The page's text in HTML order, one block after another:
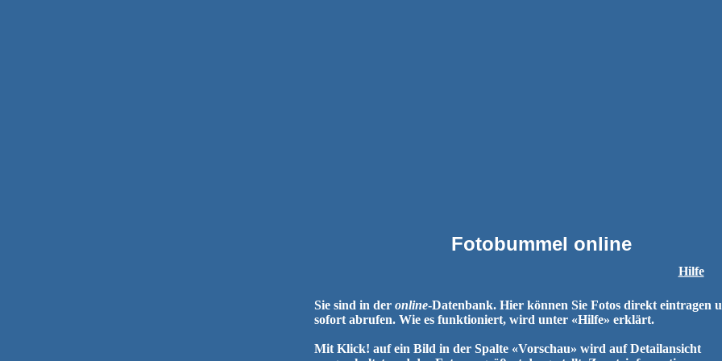
Fotobummel online
Hilfe
Sie sind in der online-Datenbank. Hier können Sie Fotos direkt eintragen
sofort abrufen. Wie es funktioniert, wird unter «Hilfe» erklärt.
Mit Klick! auf ein Bild in der Spalte «Vorschau» wird auf Detailansicht